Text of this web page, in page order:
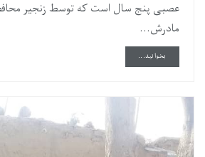
عصبی پنج سال است که توسط زنجیر
مادرش...
بخوانید...